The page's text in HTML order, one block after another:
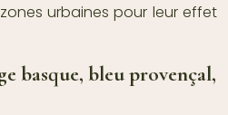
urbaines pour leur effet
basque, bleu provençal,